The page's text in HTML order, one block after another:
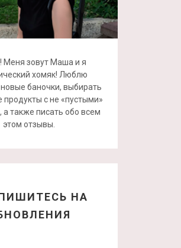
Меня зовут Маша и я
хомяк! Люблю
баночки, выбирать
продукты с не «пустыми»
а также писать обо всем
этом отзывы.
НА